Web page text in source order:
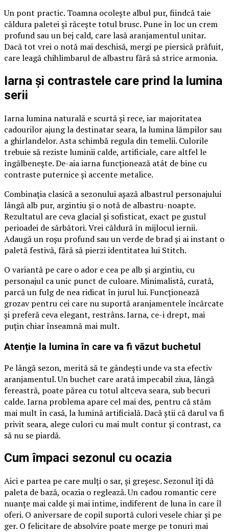
Un pont practic. Toamna ocolește albul pur, fiindcă taie
căldura paletei și răcește totul brusc. Pune în loc un crem
profund sau un bej cald, care lasă aranjamentul unitar.
Dacă tot vrei o notă mai deschisă, mergi pe piersică prăfuit,
care leagă chihlimbarul de albastru fără să strice armonia.
Iarna și contrastele care prind la lumina
serii
Iarna lumina naturală e scurtă și rece, iar majoritatea
cadourilor ajung la destinatar seara, la lumina lămpilor sau
a ghirlandelor. Asta schimbă regula din temelii. Culorile
trebuie să reziste luminii calde, artificiale, care altfel le
îngălbenește. De-aia iarna funcționează atât de bine cu
contraste puternice și accente metalice.
Combinația clasică a sezonului așază albastrul personajului
lângă alb pur, argintiu și o notă de albastru-noapte.
Rezultatul are ceva glacial și sofisticat, exact pe gustul
perioadei de sărbători. Vrei căldură în mijlocul iernii.
Adaugă un roșu profund sau un verde de brad și ai instant o
paletă festivă, fără să pierzi identitatea lui Stitch.
O variantă pe care o ador e cea pe alb și argintiu, cu
personajul ca unic punct de culoare. Minimalistă, curată,
parcă un fulg de nea ridicat în jurul lui. Funcționează
grozav pentru cei care nu suportă aranjamentele încărcate
și preferă ceva elegant, restrâns. Iarna, ce-i drept, mai
puțin chiar înseamnă mai mult.
Atenție la lumina în care va fi văzut buchetul
Pe lângă sezon, merită să te gândești unde va sta efectiv
aranjamentul. Un buchet care arată impecabil ziua, lângă
fereastră, poate părea cu totul altceva seara, sub becuri
calde. Iarna problema apare cel mai des, pentru că stăm
mai mult în casă, la lumină artificială. Dacă știi că darul va fi
privit seara, alege culori cu mai mult contur și contrast, ca
să nu se piardă.
Cum împaci sezonul cu ocazia
Aici e partea pe care mulți o sar, și greșesc. Sezonul îți dă
paleta de bază, ocazia o reglează. Un cadou romantic cere
nuanțe mai calde și mai intime, indiferent de luna în care îl
oferi. O aniversare de copil suportă culori vesele chiar și pe
ger. O felicitare de absolvire poate merge pe tonuri mai